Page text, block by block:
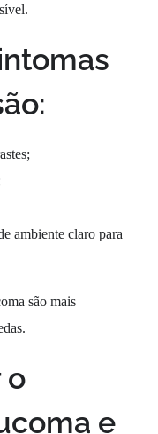
ambiente claro para
são mais
o
e